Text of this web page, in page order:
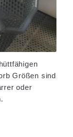
Größen sind
oder